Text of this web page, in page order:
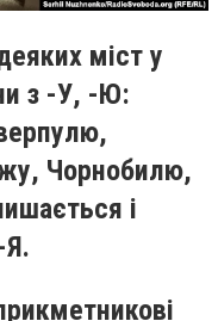
міст у
з -У, -Ю:
Чорнобилю,
і
Я.